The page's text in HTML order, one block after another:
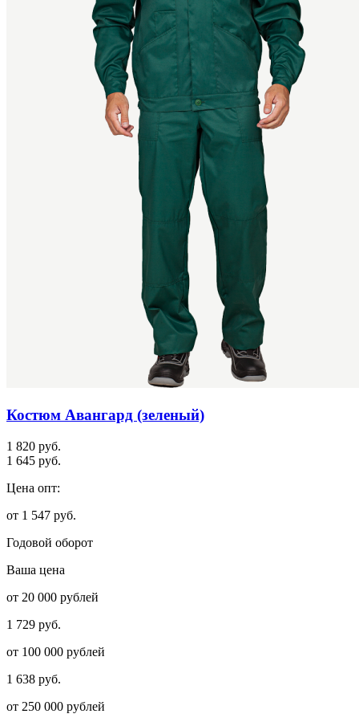
Костюм Авангард (зеленый)
1 820 руб.
1 645 руб.
Цена опт:
от 1 547 руб.
Годовой оборот
Ваша цена
от 20 000 рублей
1 729 руб.
от 100 000 рублей
1 638 руб.
от 250 000 рублей